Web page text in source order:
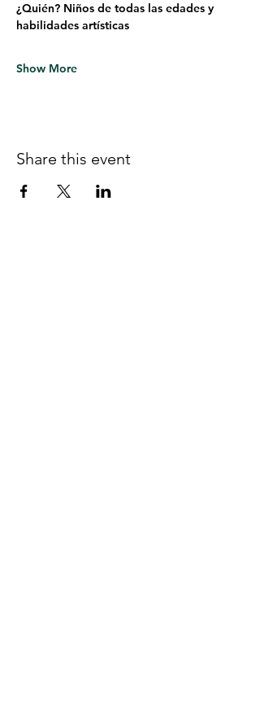
¿Quién? Niños de todas las edades y
habilidades artísticas
Show More
Share this event